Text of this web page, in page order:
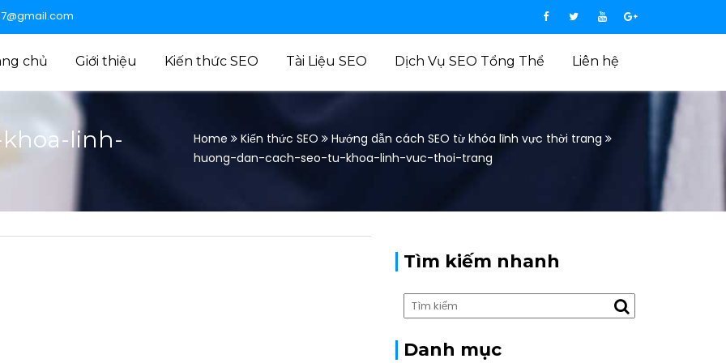
chủ Giới thiệu Kiến thức SEO Tài Liệu SEO Dịch Vụ SEO Tổng Thể Liên hệ
linh-
Home Kiến thức SEO
Hướng dẫn cách SEO từ khóa lĩnh vực thời trang
huong-dan-cach-seo-tu-khoa-linh-vuc-thoi-trang
Tìm kiếm nhanh
Danh mục